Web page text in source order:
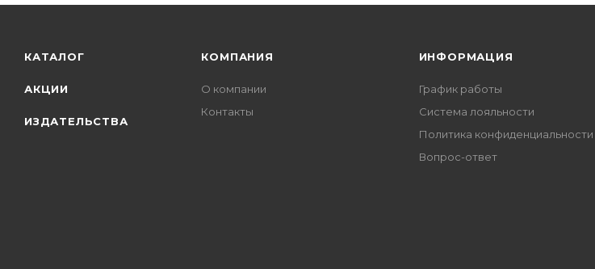
КАТАЛОГ
АКЦИИ
ИЗДАТЕЛЬСТВА
КОМПАНИЯ
О компании
Контакты
ИНФОРМАЦИЯ
График работы
Система лояльности
Политика конфиденциальности
Вопрос-ответ